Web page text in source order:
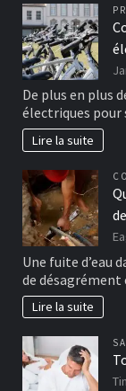
De plus en plus
électriques
Lire la suite
Une fuite d’eau
de
Lire la suite